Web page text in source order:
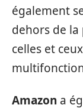
également
dehors de
celles et
Amazon a